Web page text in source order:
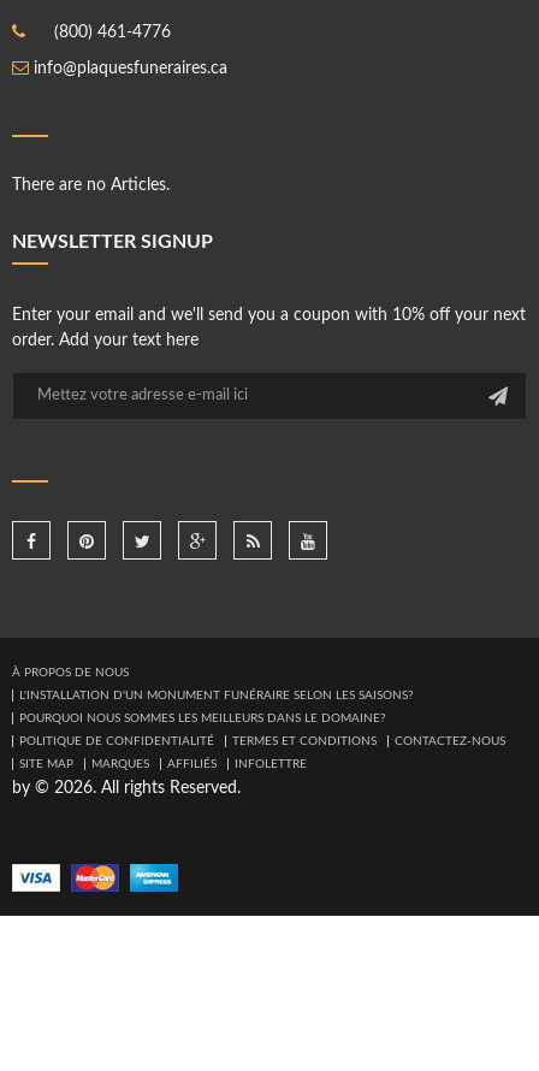
(800) 461-4776
info@plaquesfuneraires.ca
There are no Articles.
NEWSLETTER SIGNUP
Enter your email and we'll send you a coupon with 10% off your next
order. Add your text here
À PROPOS DE NOUS
L'INSTALLATION D'UN MONUMENT FUNÉRAIRE SELON LES SAISONS?
POURQUOI NOUS SOMMES LES MEILLEURS DANS LE DOMAINE?
POLITIQUE DE CONFIDENTIALITÉ
TERMES ET CONDITIONS
CONTACTEZ-NOUS
SITE MAP
MARQUES AFFILIÉS INFOLETTRE
by © 2026. All rights Reserved.